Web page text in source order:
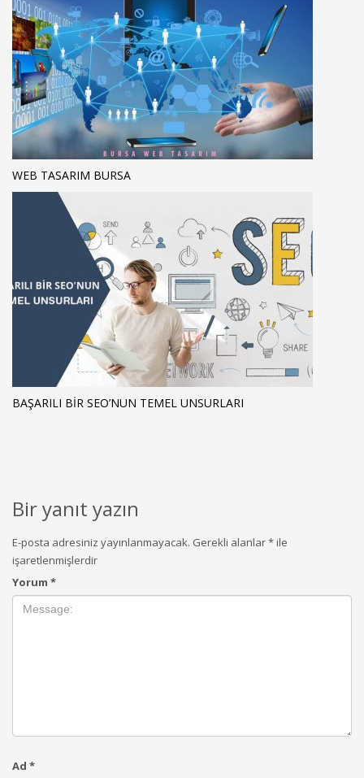
WEB TASARIM BURSA
BAŞARILI BIR SEO’NUN TEMEL UNSURLARI
Bir yanıt yazın
E-posta adresiniz yayınlanmayacak. Gerekli alanlar*ile
işaretlenmişlerdir
Yorum *
Ad *